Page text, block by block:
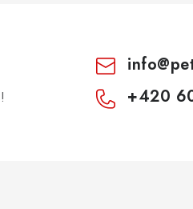
info@
+420